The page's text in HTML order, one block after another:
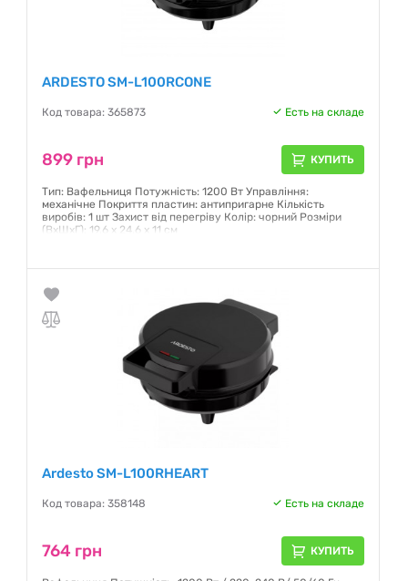
ARDESTO SM-L100RCONE
Код товара: 365873 Есть на складе
899 грн КУПИТЬ
Тип: Вафельниця Потужність: 1200 Вт Управління:
механічне Покриття пластин: антипригарне Кількість
виробів: 1 шт Захист від перегріву Колір: чорний Розміри
(ВхШхГ): 19,6 x 24,6 x 11 см
Ardesto SM-L100RHEART
Код товара: 358148 Есть на складе
764 грн КУПИТЬ